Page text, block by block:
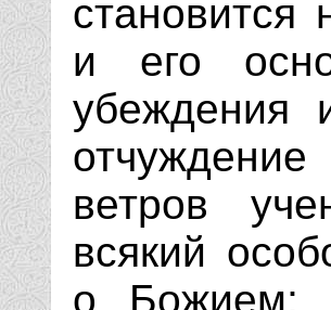
становится
и его
убеждения
ветров
всякий
о Божием;